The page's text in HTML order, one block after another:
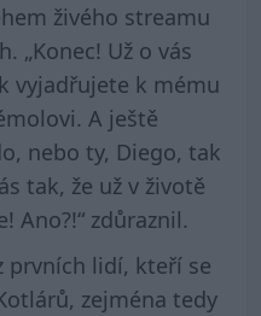
živého streamu
„Konec! Už o vás
vyjadřujete k mému
A ještě
nebo ty, Diego, tak
tak, že už v životě
Ano?!“ zdůraznil.
prvních lidí, kteří se
zejména tedy